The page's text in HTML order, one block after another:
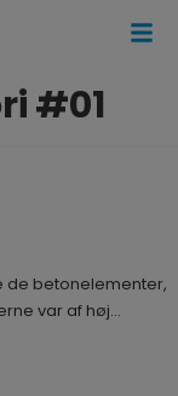
#01
de betonelementer,
var af høj…